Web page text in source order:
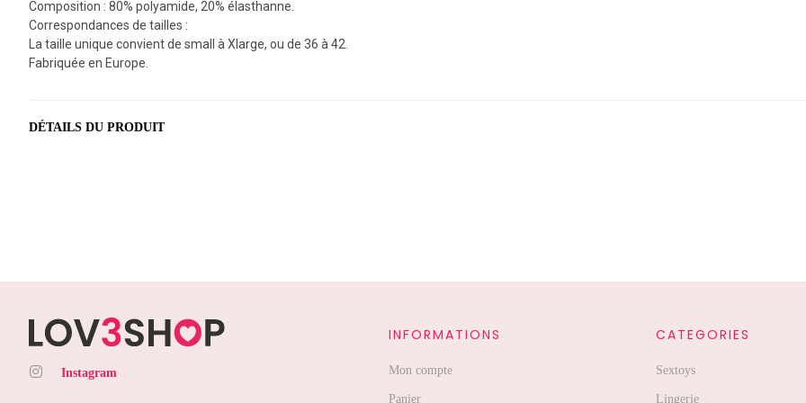
Composition : 80% polyamide, 20% élasthanne.
Correspondances de tailles :
La taille unique convient de small à Xlarge, ou de 36 à 42.
Fabriquée en Europe.
DÉTAILS DU PRODUIT
Instagram
INFORMATIONS
Mon compte
Panier
CATEGORIES
Sextoys
Lingerie